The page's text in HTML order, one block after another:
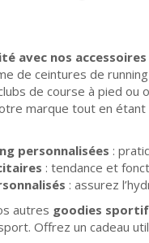
avec nos accessoires
de ceintures de
de course à pied ou
marque tout en
personnalisées :
: tendance et
: assurez
autres goodies
Offrez un cadeau